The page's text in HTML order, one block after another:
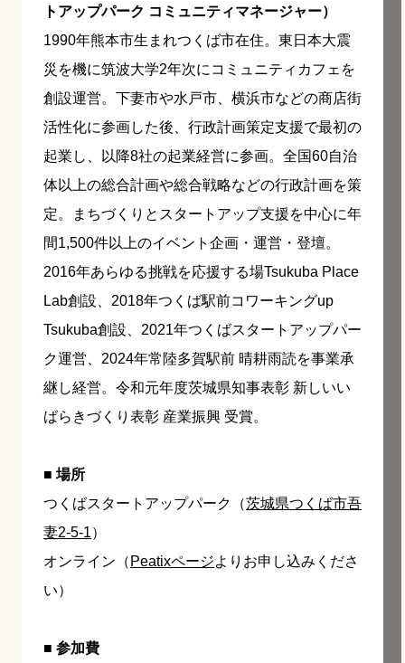
トアップパーク コミュニティマネージャー）
1990年熊本市生まれつくば市在住。東日本大震
災を機に筑波大学2年次にコミュニティカフェを
創設運営。下妻市や水戸市、横浜市などの商店街
活性化に参画した後、行政計画策定支援で最初の
起業し、以降8社の起業経営に参画。全国60自治
体以上の総合計画や総合戦略などの行政計画を策
定。まちづくりとスタートアップ支援を中心に年
間1,500件以上のイベント企画・運営・登壇。
2016年あらゆる挑戦を応援する場Tsukuba Place
Lab創設、2018年つくば駅前コワーキングup
Tsukuba創設、2021年つくばスタートアップパー
ク運営、2024年常陸多賀駅前 晴耕雨読を事業承
継し経営。令和元年度茨城県知事表彰 新しいい
ばらきづくり表彰 産業振興 受賞。
■ 場所
つくばスタートアップパーク（茨城県つくば市吾
妻2-5-1）
オンライン（ Peatixページよりお申し込みくださ
い）
■ 参加費